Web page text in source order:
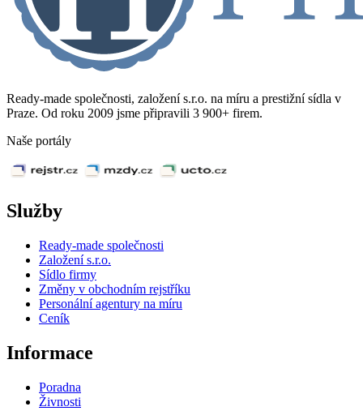
Ready-made společnosti, založení s.r.o. na míru a prestižní sídla v
Praze. Od roku 2009 jsme připravili 3 900+ firem.
Naše portály
Služby
Ready-made společnosti
Založení s.r.o.
Sídlo firmy
Změny v obchodním rejstříku
Personální agentury na míru
Ceník
Informace
Poradna
Živnosti